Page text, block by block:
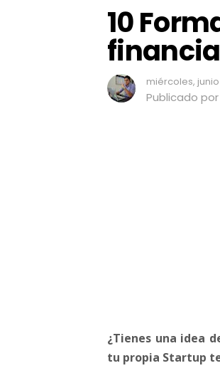
t
r
n
a
t
a
r
10
miércoles, junio
Publicado por
¿Tienes una idea
tu propia Startup